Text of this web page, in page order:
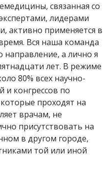
связанная со
лидерами
активно применяется в
Вся наша команда
а лично я
лет. В режиме
80% всех научно-
и конгрессов по
проходят на
врачам, не
присутствовать на
в другом городе,
той или иной